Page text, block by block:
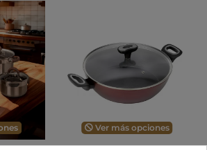
Ver más opciones